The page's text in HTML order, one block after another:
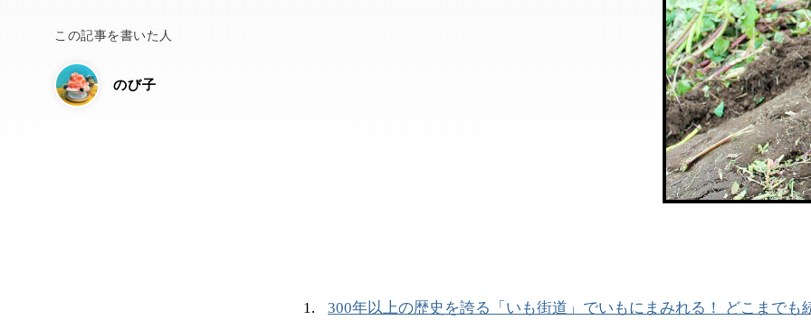
この記事を書いた人
のび子
300年以上の歴史を誇る「いも街道」でいもにまみれる！ どこまでも